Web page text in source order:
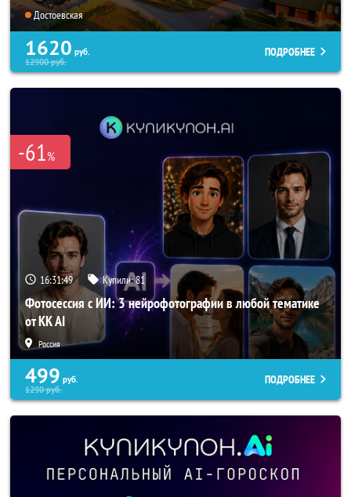
Достоевская
1620 руб.
12900руб.
ПОДРОБНЕЕ
-61%
16:31:45 Купили:81
Фотосессия с ИИ: 3 нейрофотографии в любой тематике
от KK AI
Россия
499 руб.
1290руб.
ПОДРОБНЕЕ